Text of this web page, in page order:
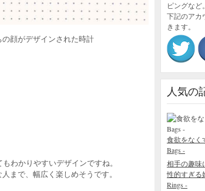
顔がデザインされた時計
わかりやすいデザインですね。
まで、幅広く楽しめそうです。
ピングなど。
下記のアカ
きます。
人気の
食欲をなく
Bags -
相手の趣味
性的すぎる
Rings -